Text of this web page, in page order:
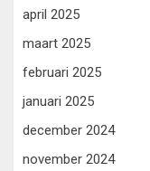
april 2025
maart 2025
februari 2025
januari 2025
december 2024
november 2024